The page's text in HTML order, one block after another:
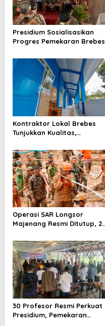
Presidium Sosialisasikan
Progres Pemekaran Brebes
Pansus DPRD Jateng Jadi
Tahap Berikutnya
Kontraktor Lokal Brebes
Tunjukkan Kualitas,
Negeri Brebes Rampung
Operasi SAR Longsor
Majenang Resmi Ditutup, 2
hingga Hari ke-10
30 Profesor Resmi Perkuat
Presidium, Pemekaran